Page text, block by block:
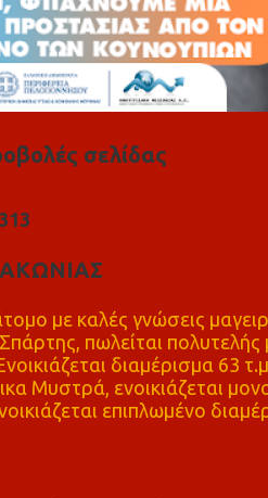
σελίδας
13
με καλές γνώσεις
πωλείται πολυτελής
διαμέρισμα 63 τ.μ
Μυστρά, ενοικιάζεται
επιπλωμένο